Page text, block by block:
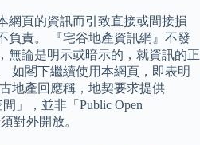
網頁的資訊而引致直接或間接損
負責。 『宅谷地產資訊網』不發
無論是明示或暗示的，就資訊的正
如閣下繼續使用本網頁，即表明
地產回應稱，地契要求提供
間」，並非「Public Open
對外開放。